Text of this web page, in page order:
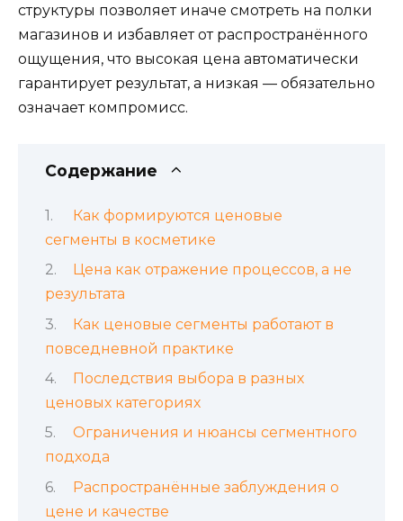
структуры позволяет иначе смотреть на полки
магазинов и избавляет от распространённого
ощущения, что высокая цена автоматически
гарантирует результат, а низкая — обязательно
означает компромисс.
Содержание
Как формируются ценовые
сегменты в косметике
Цена как отражение процессов, а не
результата
Как ценовые сегменты работают в
повседневной практике
Последствия выбора в разных
ценовых категориях
Ограничения и нюансы сегментного
подхода
Распространённые заблуждения о
цене и качестве